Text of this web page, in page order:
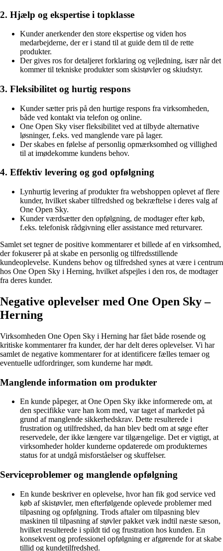
2. Hjælp og ekspertise i topklasse
Kunder anerkender den store ekspertise og viden hos
medarbejderne, der er i stand til at guide dem til de rette
produkter.
Der gives ros for detaljeret forklaring og vejledning, især når det
kommer til tekniske produkter som skistøvler og skiudstyr.
3. Fleksibilitet og hurtig respons
Kunder sætter pris på den hurtige respons fra virksomheden,
både ved kontakt via telefon og online.
One Open Sky viser fleksibilitet ved at tilbyde alternative
løsninger, f.eks. ved manglende vare på lager.
Der skabes en følelse af personlig opmærksomhed og villighed
til at imødekomme kundens behov.
4. Effektiv levering og god opfølgning
Lynhurtig levering af produkter fra webshoppen oplevet af flere
kunder, hvilket skaber tilfredshed og bekræftelse i deres valg af
One Open Sky.
Kunder værdsætter den opfølgning, de modtager efter køb,
f.eks. telefonisk rådgivning eller assistance med returvarer.
Samlet set tegner de positive kommentarer et billede af en virksomhed,
der fokuserer på at skabe en personlig og tilfredsstillende
kundeoplevelse. Kundens behov og tilfredshed synes at være i centrum
hos One Open Sky i Herning, hvilket afspejles i den ros, de modtager
fra deres kunder.
Negative oplevelser med One Open Sky –
Herning
Virksomheden One Open Sky i Herning har fået både rosende og
kritiske kommentarer fra kunder, der har delt deres oplevelser. Vi har
samlet de negative kommentarer for at identificere fælles temaer og
eventuelle udfordringer, som kunderne har mødt.
Manglende information om produkter
En kunde påpeger, at One Open Sky ikke informerede om, at
den specifikke vare han kom med, var taget af markedet på
grund af manglende sikkerhedskrav. Dette resulterede i
frustration og utilfredshed, da han blev bedt om at søge efter
reservedele, der ikke længere var tilgængelige. Det er vigtigt, at
virksomheder holder kunderne opdaterede om produkternes
status for at undgå misforståelser og skuffelser.
Serviceproblemer og manglende opfølgning
En kunde beskriver en oplevelse, hvor han fik god service ved
køb af skistøvler, men efterfølgende oplevede problemer med
tilpasning og opfølgning. Trods aftaler om tilpasning blev
maskinen til tilpasning af støvler pakket væk indtil næste sæson,
hvilket resulterede i spildt tid og frustration hos kunden. En
konsekvent og professionel opfølgning er afgørende for at skabe
tillid og kundetilfredshed.